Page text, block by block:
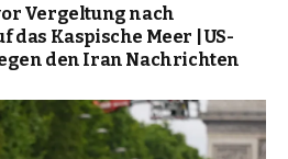
Vergeltung nach
Kaspische Meer | US-
den Iran Nachrichten